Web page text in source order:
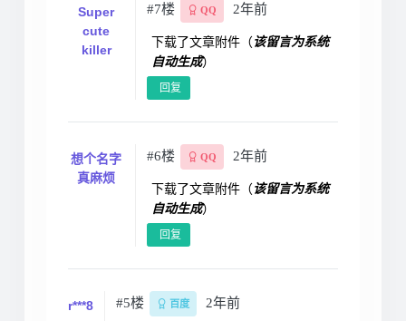
Super
cute
killer
#7楼 QQ 2年前
下载了文章附件（该留言为系统
自动生成）
回复
想个名字
真麻烦
#6楼 QQ 2年前
下载了文章附件（该留言为系统
自动生成）
回复
r***8 #5楼 百度 2年前